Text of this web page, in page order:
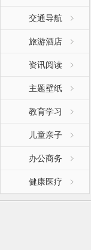
交通导航
旅游酒店
资讯阅读
主题壁纸
教育学习
儿童亲子
办公商务
健康医疗